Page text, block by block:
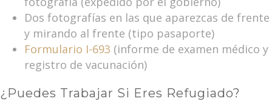
Dos fotografías en las que aparezcas de frente
y mirando al frente (tipo pasaporte)
Formulario I-693 (informe de examen médico y
registro de vacunación)
¿Puedes Trabajar Si Eres Refugiado?